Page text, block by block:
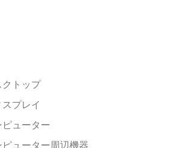
クトップ
プレイ
ピューター
ピューター周辺機器